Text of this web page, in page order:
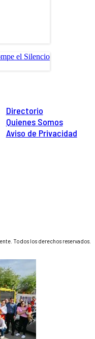
el Silencio
Directorio
Quienes Somos
Aviso de Privacidad
Todos los derechos reservados.